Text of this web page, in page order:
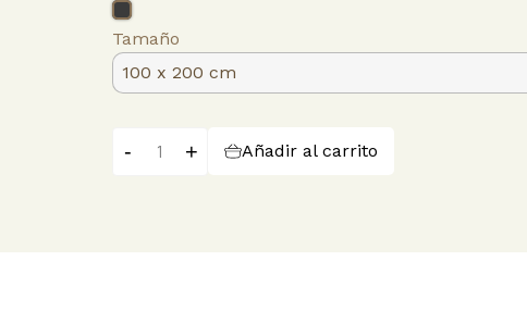
Gris
Oscuro
Tamaño
- + Añadir al carrito